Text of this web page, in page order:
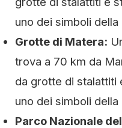
uno dei simboli della
Grotte di Matera:
trova a 70 km da
da grotte di stalattiti
uno dei simboli della
Parco Nazionale